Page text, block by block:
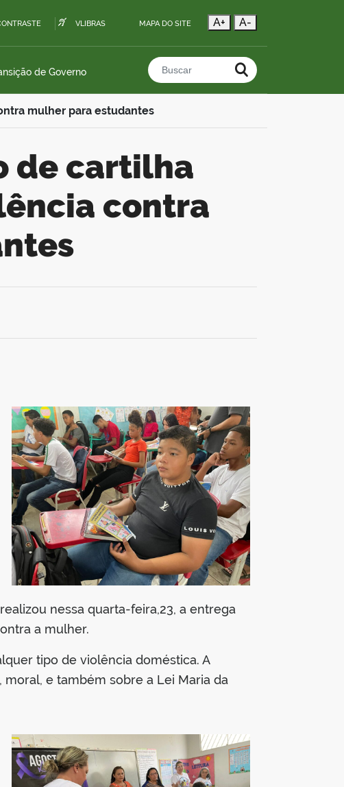
VLIBRAS MAPA DO SITE A+ A-
de Governo Buscar no portal
mulher para estudantes
contra
nessa quarta-feira,23, a entrega
a mulher.
tipo de violência doméstica. A
e também sobre a Lei Maria da